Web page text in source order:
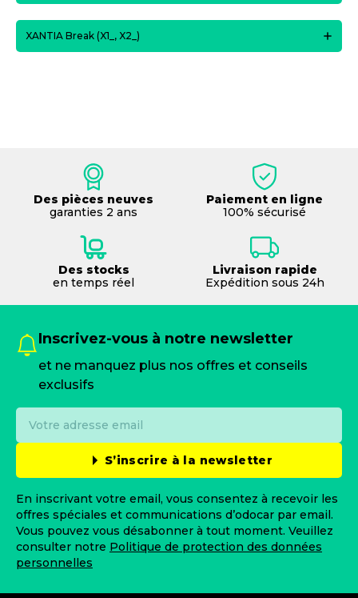
XANTIA Break (X1_, X2_)
Des pièces neuves
garanties 2 ans
Paiement en ligne
100% sécurisé
Des stocks
en temps réel
Livraison rapide
Expédition sous 24h
Inscrivez-vous à notre newsletter
et ne manquez plus nos offres et conseils
exclusifs
S’inscrire à la newsletter
En inscrivant votre email, vous consentez à recevoir les
offres spéciales et communications d’odocar par email.
Vous pouvez vous désabonner à tout moment. Veuillez
consulter notre Politique de protection des données
personnelles